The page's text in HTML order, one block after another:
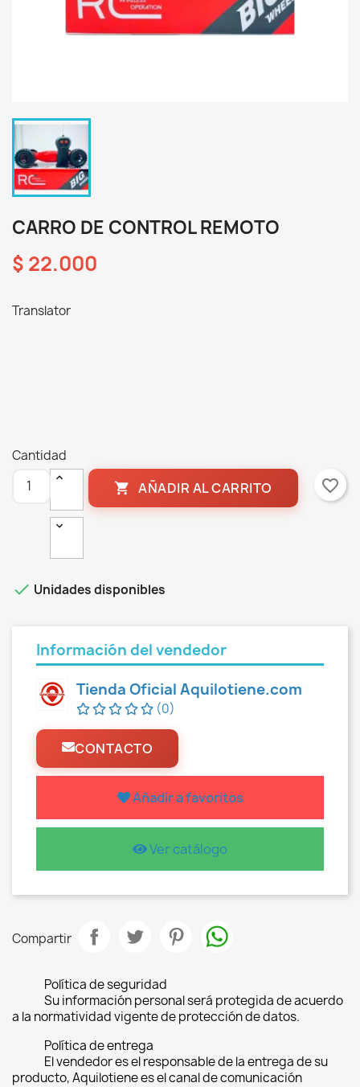
CARRO DE CONTROL REMOTO
$ 22.000
Translator
Cantidad
 AÑADIR AL CARRITO favorite_border
 Unidades disponibles
Información del vendedor
Tienda Oficial Aquilotiene.com
(0)
CONTACTO
Añadir a favoritos
Ver catálogo
Compartir
Política de seguridad
Su información personal será protegida de acuerdo
a la normatividad vigente de protección de datos.
Política de entrega
El vendedor es el responsable de la entrega de su
producto, Aquilotiene es el canal de comunicación